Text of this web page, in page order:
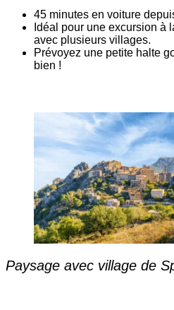
45 minutes en voiture
Idéal pour une excursion à
avec plusieurs villages.
Prévoyez une petite halte
bien !
Paysage avec village de